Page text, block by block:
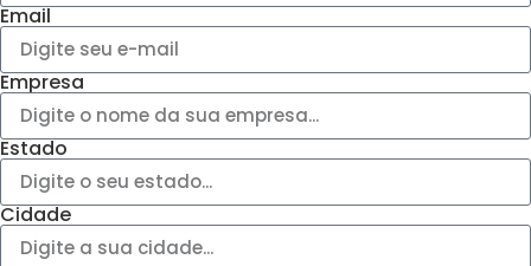
Email
Empresa
Estado
Cidade